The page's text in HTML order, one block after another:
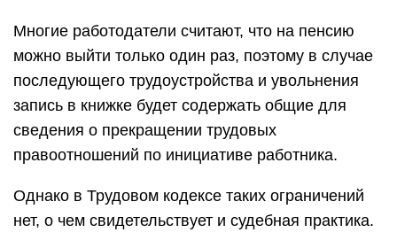
Многие работодатели считают, что на пенсию
можно выйти только один раз, поэтому в случае
последующего трудоустройства и увольнения
запись в книжке будет содержать общие для
сведения о прекращении трудовых
правоотношений по инициативе работника.
Однако в Трудовом кодексе таких ограничений
нет, о чем свидетельствует и судебная практика.